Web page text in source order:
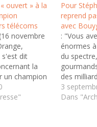
ouvert » à la
télécoms
novembre
s'est dit
la
un champion
de
rapporte ce
Pour
reprend
avec
: "Vous
énormes
du
des
déployer
entretenir
3
Dans